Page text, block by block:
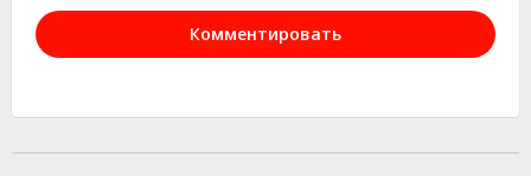
Комментировать